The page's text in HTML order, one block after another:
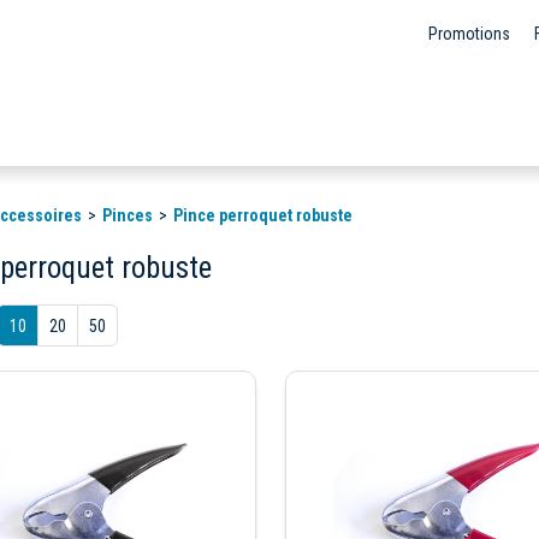
Promotions
Pinces Pince perroquet robuste
robuste
10 20 50